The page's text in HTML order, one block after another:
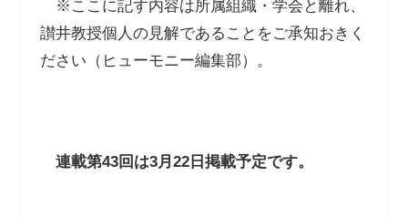
※ここに記す内容は所属組織・学会と離れ、
讃井教授個人の見解であることをご承知おきく
ださい（ヒューモニー編集部）。
連載第43回は3月 22日掲載予定です。